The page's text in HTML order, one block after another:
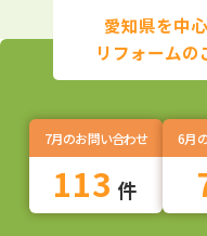
愛知県を中心
リフォームの
7月のお問い合わせ
113 件
6月